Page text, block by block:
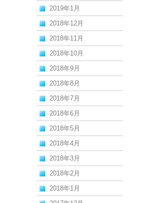
2019年1月
2018年12月
2018年11月
2018年10月
2018年9月
2018年8月
2018年7月
2018年6月
2018年5月
2018年4月
2018年3月
2018年2月
2018年1月